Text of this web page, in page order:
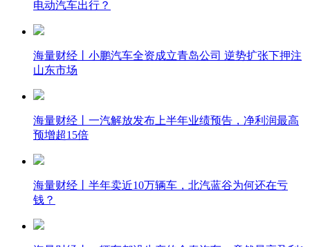
电动汽车出行？
海量财经丨小鹏汽车全资成立青岛公司 逆势扩张下押注
山东市场
海量财经丨一汽解放发布上半年业绩预告，净利润最高
预增超15倍
海量财经丨半年卖近10万辆车，北汽蓝谷为何还在亏
钱？